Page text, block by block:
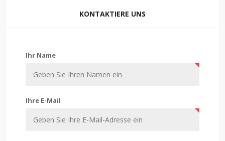
KONTAKTIERE UNS
Ihr Name
Ihre E-Mail